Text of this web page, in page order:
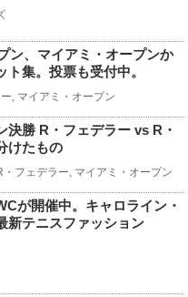
ン、マイアミ・オープンか
ト集。投票も受付中。
, マイアミ・オープン
決勝 R・フェデラー vs R・
けたもの
・フェデラー, マイアミ・オープン
が開催中。キャロライン・
新テニスファッション